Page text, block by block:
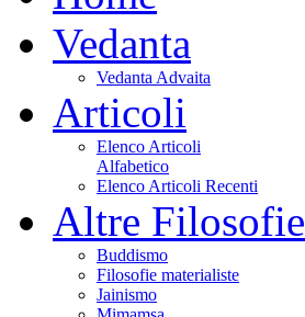
Vedanta
Vedanta Advaita
Articoli
Elenco Articoli
Alfabetico
Elenco Articoli Recenti
Altre Filosofie
Buddismo
Filosofie materialiste
Jainismo